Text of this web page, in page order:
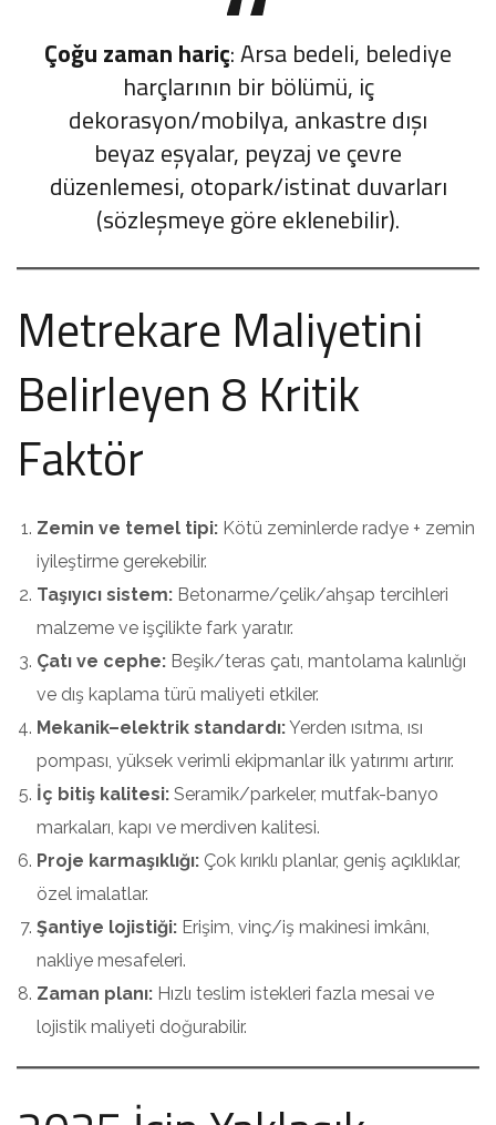
Çoğu zaman hariç: Arsa bedeli, belediye
harçlarının bir bölümü, iç
dekorasyon/mobilya, ankastre dışı
beyaz eşyalar, peyzaj ve çevre
düzenlemesi, otopark/istinat duvarları
(sözleşmeye göre eklenebilir).
Metrekare Maliyetini
Belirleyen 8 Kritik
Faktör
Zemin ve temel tipi: Kötü zeminlerde radye + zemin
iyileştirme gerekebilir.
Taşıyıcı sistem: Betonarme/çelik/ahşap tercihleri
malzeme ve işçilikte fark yaratır.
Çatı ve cephe: Beşik/teras çatı, mantolama kalınlığı
ve dış kaplama türü maliyeti etkiler.
Mekanik–elektrik standardı:Yerden ısıtma, ısı
pompası, yüksek verimli ekipmanlar ilk yatırımı artırır.
İç bitiş kalitesi: Seramik/parkeler, mutfak-banyo
markaları, kapı ve merdiven kalitesi.
Proje karmaşıklığı: Çok kırıklı planlar, geniş açıklıklar,
özel imalatlar.
Şantiye lojistiği: Erişim, vinç/iş makinesi imkânı,
nakliye mesafeleri.
Zaman planı: Hızlı teslim istekleri fazla mesai ve
lojistik maliyeti doğurabilir.